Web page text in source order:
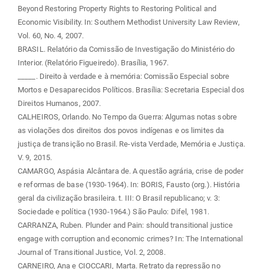
Beyond Restoring Property Rights to Restoring Political and
Economic Visibility. In: Southern Methodist University Law Review,
Vol. 60, No. 4, 2007.
BRASIL. Relatório da Comissão de Investigação do Ministério do
Interior. (Relatório Figueiredo). Brasília, 1967.
_____. Direito à verdade e à memória: Comissão Especial sobre
Mortos e Desaparecidos Políticos. Brasília: Secretaria Especial dos
Direitos Humanos, 2007.
CALHEIROS, Orlando. No Tempo da Guerra: Algumas notas sobre
as violações dos direitos dos povos indígenas e os limites da
justiça de transição no Brasil. Re-vista Verdade, Memória e Justiça.
V. 9, 2015.
CAMARGO, Aspásia Alcântara de. A questão agrária, crise de poder
e reformas de base (1930-1964). In: BORIS, Fausto (org.). História
geral da civilização brasileira. t. III: O Brasil republicano; v. 3:
Sociedade e política (1930-1964.) São Paulo: Difel, 1981.
CARRANZA, Ruben. Plunder and Pain: should transitional justice
engage with corruption and economic crimes? In: The International
Journal of Transitional Justice, Vol. 2, 2008.
CARNEIRO, Ana e CIOCCARI, Marta. Retrato da repressão no